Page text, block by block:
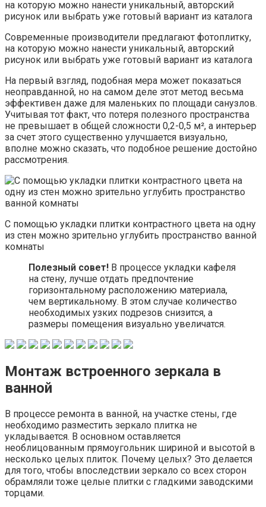
Современные производители предлагают фотоплитку,
на которую можно нанести уникальный, авторский
рисунок или выбрать уже готовый вариант из каталога
На первый взгляд, подобная мера может показаться
неоправданной, но на самом деле этот метод весьма
эффективен даже для маленьких по площади санузлов.
Учитывая тот факт, что потеря полезного пространства
не превышает в общей сложности 0,2-0,5 м², а интерьер
за счет этого существенно улучшается визуально,
вполне можно сказать, что подобное решение достойно
рассмотрения.
С помощью укладки плитки контрастного цвета на одну
из стен можно зрительно углубить пространство ванной
комнаты
Полезный совет! В процессе укладки кафеля
на стену, лучше отдать предпочтение
горизонтальному расположению материала,
чем вертикальному. В этом случае количество
необходимых узких подрезов снизится, а
размеры помещения визуально увеличатся.
Монтаж встроенного зеркала в
ванной
В процессе ремонта в ванной, на участке стены, где
необходимо разместить зеркало плитка не
укладывается. В основном оставляется
необлицованным прямоугольник шириной и высотой в
несколько целых плиток. Почему целых? Это делается
для того, чтобы впоследствии зеркало со всех сторон
обрамляли тоже целые плитки с гладкими заводскими
торцами.